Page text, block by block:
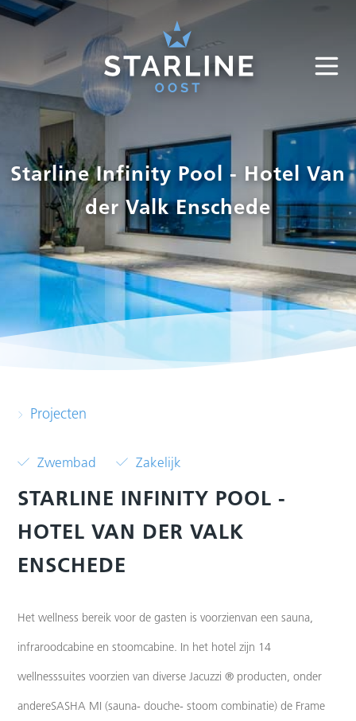
Starline Infinity Pool - Hotel Van
der Valk Enschede
Projecten
Zwembad Zakelijk
STARLINE INFINITY POOL -
HOTEL VAN DER VALK
ENSCHEDE
Het wellness bereik voor de gasten is voorzienvan een sauna,
infraroodcabine en stoomcabine. In het hotel zijn 14
wellnesssuites voorzien van diverse Jacuzzi ® producten, onder
andereSASHA MI (sauna- douche- stoom combinatie) de Frame